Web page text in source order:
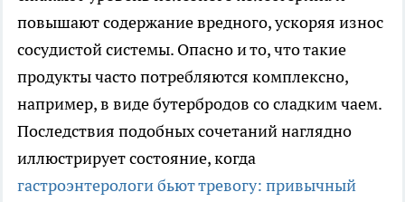
повышают содержание вредного, ускоряя износ
сосудистой системы. Опасно и то, что такие
продукты часто потребляются комплексно,
например, в виде бутербродов со сладким чаем.
Последствия подобных сочетаний наглядно
иллюстрирует состояние, когда
гастроэнтерологи бьют тревогу: привычный